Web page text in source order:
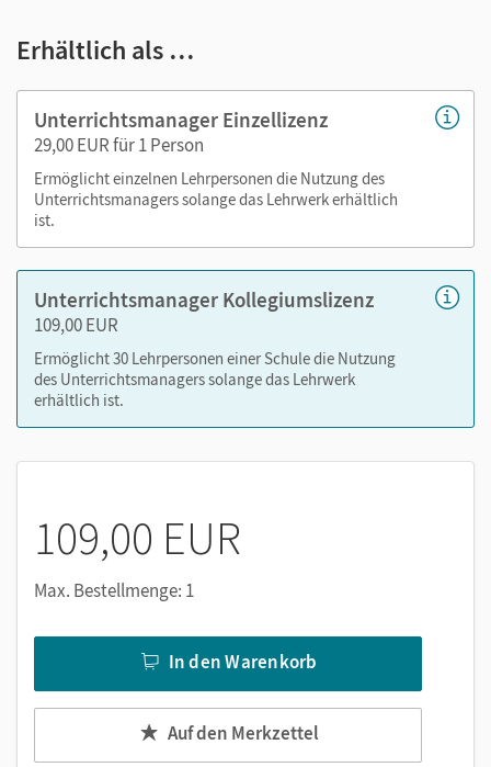
Kommentare zu den Handreichungen
Lösungen
Grafiken (z.B. Lehrwerksfiguren)
Kopiervorlagen
editierbare Kopiervorlagen
Seitenverweise zur Ausgabe leicht gemacht
Nutzen Sie den Unterrichtsmanager auf lernen.cornelsen.de
Erhältlich als …
Unterrichtsmanager Einzellizenz
29,00 EUR für 1 Person
Ermöglicht einzelnen Lehrpersonen die Nutzung des
Unterrichtsmanagers solange das Lehrwerk erhältlich
ist.
Unterrichtsmanager Kollegiumslizenz
109,00 EUR
Ermöglicht 30 Lehrpersonen einer Schule die Nutzung
des Unterrichtsmanagers solange das Lehrwerk
erhältlich ist.
109,00 EUR
Max. Bestellmenge: 1
In den Warenkorb
Auf den Merkzettel